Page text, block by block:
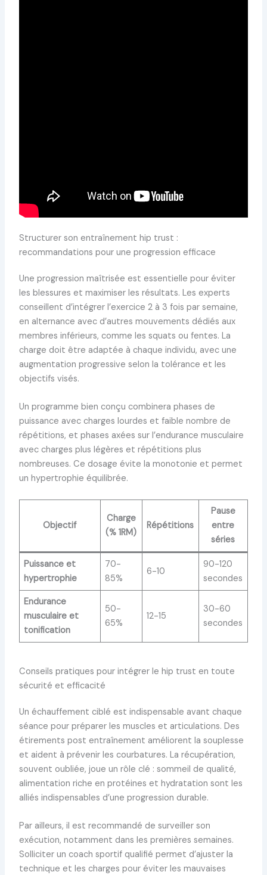
Structurer son entraînement hip trust :
recommandations pour une progression efficace
Une progression maîtrisée est essentielle pour éviter
les blessures et maximiser les résultats. Les experts
conseillent d’intégrer l’exercice 2 à 3 fois par semaine,
en alternance avec d’autres mouvements dédiés aux
membres inférieurs, comme les squats ou fentes. La
charge doit être adaptée à chaque individu, avec une
augmentation progressive selon la tolérance et les
objectifs visés.
Un programme bien conçu combinera phases de
puissance avec charges lourdes et faible nombre de
répétitions, et phases axées sur l’endurance musculaire
avec charges plus légères et répétitions plus
nombreuses. Ce dosage évite la monotonie et permet
un hypertrophie équilibrée.
Objectif
Charge
(% 1RM)
Répétitions
Pause
entre
séries
Puissance et
hypertrophie
70-
85%
6-10
90-120
secondes
Endurance
musculaire et
tonification
50-
65%
12-15
30-60
secondes
Conseils pratiques pour intégrer le hip trust en toute
sécurité et efficacité
Un échauffement ciblé est indispensable avant chaque
séance pour préparer les muscles et articulations. Des
étirements post entraînement améliorent la souplesse
et aident à prévenir les courbatures. La récupération,
souvent oubliée, joue un rôle clé : sommeil de qualité,
alimentation riche en protéines et hydratation sont les
alliés indispensables d’une progression durable.
Par ailleurs, il est recommandé de surveiller son
exécution, notamment dans les premières semaines.
Solliciter un coach sportif qualifié permet d’ajuster la
technique et les charges pour éviter les mauvaises